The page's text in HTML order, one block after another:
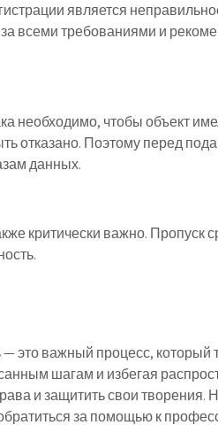
является
всеми требованиями и
необходимо, чтобы объект
отказано. Поэтому перед
данных.
критически важно. Пропуск
это важный процесс, который
шагам и избегая
и защитить свои творения.
за помощью к